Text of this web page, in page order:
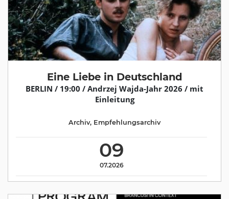
Eine Liebe in Deutschland
BERLIN / 19:00 / Andrzej Wajda-Jahr 2026 / mit
Einleitung
09
07.2026
Archiv, Empfehlungsarchiv